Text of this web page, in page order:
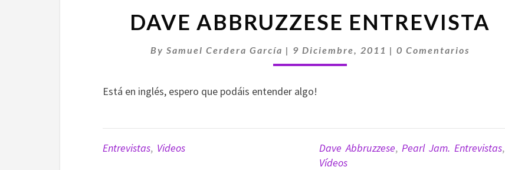
ABBRUZZESE
DAVE ABBRUZZESE ENTREVISTA
BySamuel Cerdera García | 9 Diciembre, 2011 |Comentarios
0 Comentarios
Está en inglés, espero que podáis entender algo!
Entrevistas, Videos Dave Abbruzzese, Pearl Jam. Entrevistas,
Vídeos